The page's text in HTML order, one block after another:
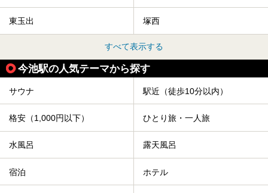
東玉出 塚西
すべて表示する
今池駅の人気テーマから探す
サウナ 駅近（徒歩10分以内）
格安（1,000円以下） ひとり旅・一人旅
水風呂 露天風呂
宿泊 ホテル